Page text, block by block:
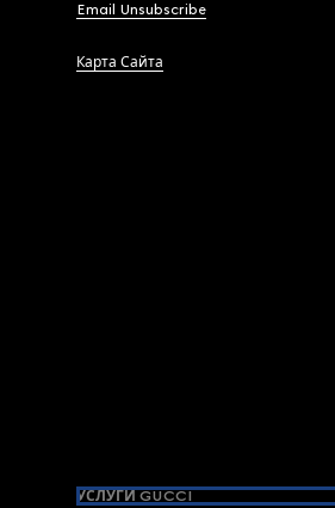
Email Unsubscribe
Карта Сайта
УСЛУГИ GUCCI